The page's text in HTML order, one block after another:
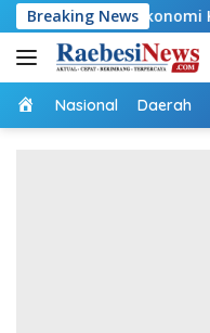
Langsung
ke
konten
Breaking News
Ekonomi Keluarga
Home
Nasional Daerah